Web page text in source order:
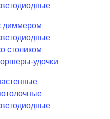
диммером
столиком
удочки